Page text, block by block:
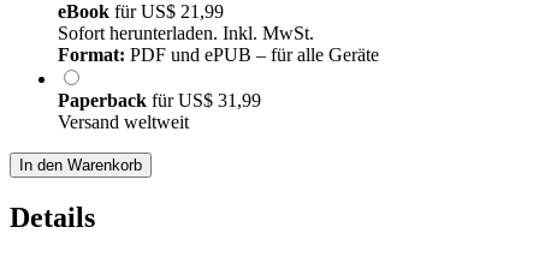
eBook fürUS$ 21,99
Sofort herunterladen. Inkl. MwSt.
Format: PDF und ePUB – für alle Geräte
Paperback fürUS$ 31,99
Versand weltweit
In den Warenkorb
Details